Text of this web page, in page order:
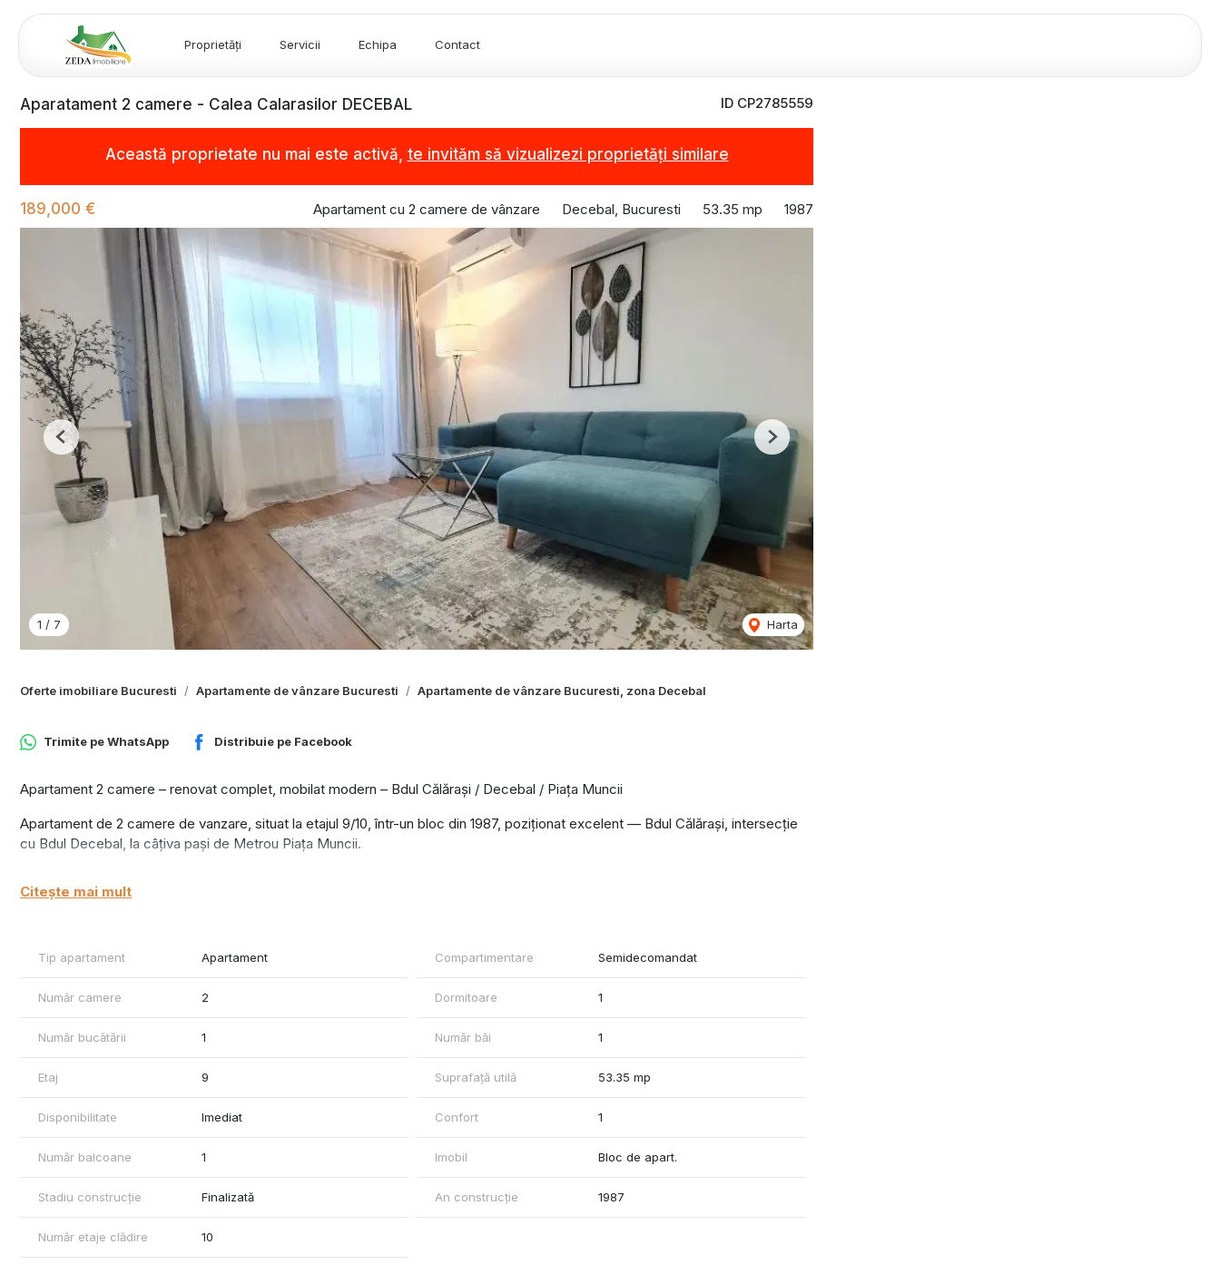
Proprietăți Servicii Echipa Contact
ID CP2785559
Aparatament 2 camere - Calea Calarasilor DECEBAL
Această proprietate nu mai este activă, te invităm să vizualizezi proprietăți similare
189,000 € Apartament cu 2 camere de vânzare Decebal, Bucuresti 53.35 mp 1987
1 / 7 Harta
Previous Next
Oferte imobiliare Bucuresti Apartamente de vânzare Bucuresti Apartamente de vânzare Bucuresti, zona Decebal
Trimite peWhatsApp Distribuie pe Facebook
Apartament 2 camere – renovat complet, mobilat modern – Bdul Călărași / Decebal / Piața Muncii
Apartament de 2 camere de vanzare, situat la etajul 9/10, într-un bloc din 1987, poziționat excelent — Bdul Călărași, intersecție
cu Bdul Decebal, la câțiva pași de Metrou Piața Muncii.
Vederea este pe spate neobturata cu panorama spre centrul vechi. Parcarea in spatele blocului este la liber fiind zona de case
Pentru mai multe detalii si vizionari, ne puteti contacta la numarul de telefon din anunt.
Citește mai mult
Tip apartament Apartament Compartimentare Semidecomandat
Număr camere 2 Dormitoare 1
Număr bucătării 1 Număr băi 1
Etaj 9 Suprafață utilă 53.35 mp
Disponibilitate Imediat Confort 1
Număr balcoane 1 Imobil Bloc de apart.
Stadiu construcție Finalizată An construcție 1987
Număr etaje clădire 10